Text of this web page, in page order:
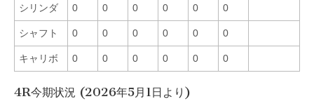
シリンダ 0 0 0 0 0 0
シャフト 0 0 0 0 0 0
キャリボ 0 0 0 0 0 0
4R今期状況 (2026年5月1日より)